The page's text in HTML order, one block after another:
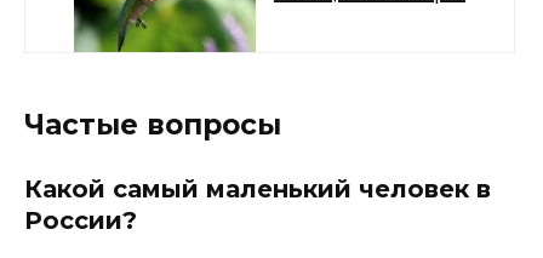
Частые вопросы
Какой самый маленький человек в
России?